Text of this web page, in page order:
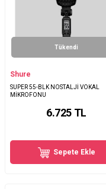
Tükendi
Shure
SUPER 55-BLK NOSTALJİ VOKAL
MİKROFONU
6.725 TL
Sepete Ekle